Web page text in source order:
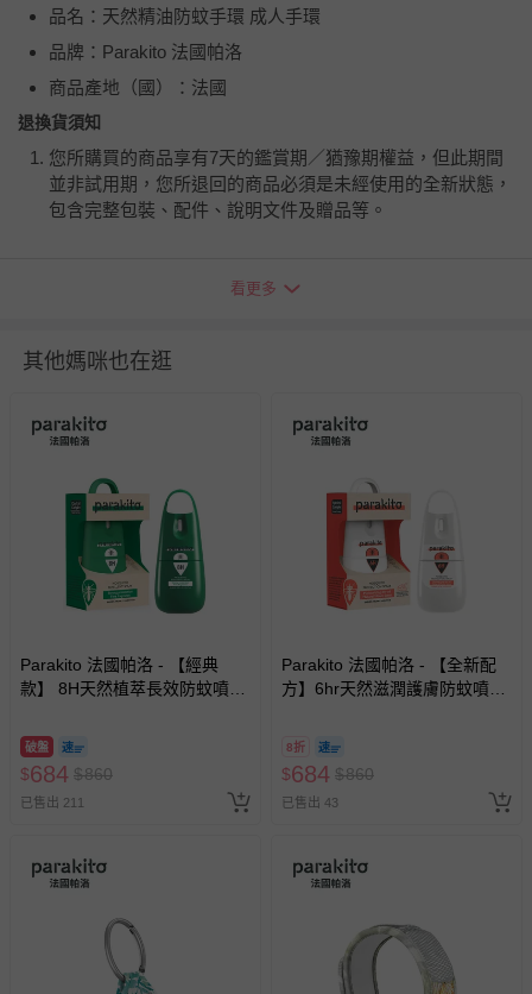
品名：天然精油防蚊手環 成人手環
品牌：Parakito 法國帕洛
商品產地（國）：法國
退換貨須知
您所購買的商品享有7天的鑑賞期／猶豫期權益，但此期間
並非試用期，您所退回的商品必須是未經使用的全新狀態，
包含完整包裝、配件、說明文件及贈品等。
瑕疵退換貨所產生的運費，將由媽咪愛負責處理，若非瑕疵
並點選『我要退貨』即可進行申請。若有相關退貨問題，請
至媽咪愛LINE@客服ID: @mamilove
留商品未達活動門檻，將以原價計算，活動贈品亦需一併退
回。
部分商品依據消費者保護法的規定，不適用七天鑑賞期/猶
豫期範圍：
商品、食品等）。
客製化商品（例如客製生日書、姓名貼等）。
新費用）。
經消費者拆封之影音商品或電腦軟體（例如 DVD、CD
等）。
上服務，經消費者事先同意始提供（例如線上課程、遊
已拆封之以下類型商品：
-個人衛生用品（例如尿布、貼身衣物、泳裝、襪子、地
墊、寢具類等）。
看更多
其他媽咪也在逛
Parakito 法國帕洛 - 【經典
款】 8H天然植萃長效防蚊噴霧
破盤
$684 $860
已售出 211
Parakito 法國帕洛 - 【全新配
方】6hr天然滋潤護膚防蚊噴霧
8折
$684 $860
已售出 43